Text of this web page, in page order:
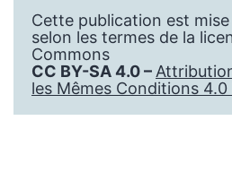
Cette publication est
selon les termes de la
Commons
CC BY-SA 4.0 –
les Mêmes Conditions